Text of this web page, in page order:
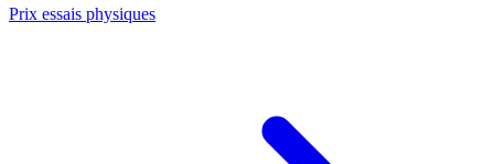
Prix essais physiques